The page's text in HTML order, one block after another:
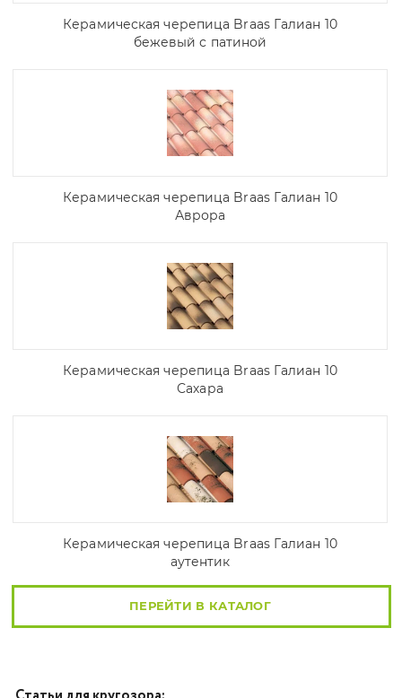
Керамическая черепица Braas Галиан 10
бежевый с патиной
Керамическая черепица Braas Галиан 10
Аврора
Керамическая черепица Braas Галиан 10
Сахара
Керамическая черепица Braas Галиан 10
аутентик
ПЕРЕЙТИ В КАТАЛОГ